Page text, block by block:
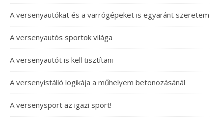
A versenyautókat és a varrógépeket is egyaránt szeretem
A versenyautós sportok világa
A versenyautót is kell tisztítani
A versenyistálló logikája a műhelyem betonozásánál
A versenysport az igazi sport!